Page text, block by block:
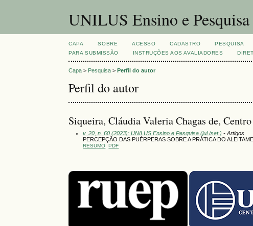
UNILUS Ensino e Pesquisa
CAPA SOBRE ACESSO CADASTRO PESQUISA
PARA SUBMISSÃO
INSTRUÇÕES AOS AVALIADORES
Capa > Pesquisa >Perfil do autor
Perfil do autor
Siqueira, Cláudia Valeria Chagas de,
v. 20, n. 60 (2023): UNILUS Ensino e Pesquisa (jul./set.) - Artigos
PERCEPÇÃO DAS PUÉRPERAS SOBRE A PRÁTICA DO
RESUMO PDF